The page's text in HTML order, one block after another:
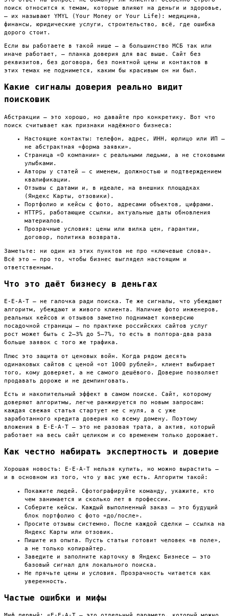
поиск относится к темам, которые влияют на деньги и здоровье,
— их называют YMYL (Your Money or Your Life): медицина,
финансы, юридические услуги, строительство, всё, где ошибка
дорого стоит.
Если вы работаете в такой нише — а большинство МСБ так или
иначе работает, — планка доверия для вас выше. Сайт без
реквизитов, без договора, без понятной цены и контактов в
этих темах не поднимется, каким бы красивым он ни был.
Какие сигналы доверия реально видит
поисковик
Абстракции — это хорошо, но давайте про конкретику. Вот что
поиск считывает как признаки надёжного бизнеса:
Настоящие контакты: телефон, адрес, ИНН, юрлицо или ИП —
не абстрактная «форма заявки».
Страница «О компании» с реальными людьми, а не стоковыми
улыбками.
Авторы у статей — с именем, должностью и подтверждением
квалификации.
Отзывы с датами и, в идеале, на внешних площадках
(Яндекс Карты, отзовики).
Портфолио и кейсы с фото, адресами объектов, цифрами.
HTTPS, работающие ссылки, актуальные даты обновления
материалов.
Прозрачные условия: цены или вилка цен, гарантии,
договор, политика возврата.
Заметьте: ни один из этих пунктов не про «ключевые слова».
Всё это — про то, чтобы бизнес выглядел настоящим и
ответственным.
Что это даёт бизнесу в деньгах
E-E-A-T — не галочка ради поиска. Те же сигналы, что убеждают
алгоритм, убеждают и живого клиента. Наличие фото инженеров,
реальных кейсов и отзывов заметно поднимает конверсию
посадочной страницы — по практике российских сайтов услуг
рост может быть с 2–3% до 5–7%, то есть в полтора-два раза
больше заявок с того же трафика.
Плюс это защита от ценовых войн. Когда рядом десять
одинаковых сайтов с ценой «от 1000 рублей», клиент выбирает
того, кому доверяет, а не самого дешёвого. Доверие позволяет
продавать дороже и не демпинговать.
Есть и накопительный эффект в самом поиске. Сайт, которому
доверяют алгоритмы, легче ранжируется по новым запросам:
каждая свежая статья стартует не с нуля, а с уже
заработанного кредита доверия ко всему домену. Поэтому
вложения в E-E-A-T — это не разовая трата, а актив, который
работает на весь сайт целиком и со временем только дорожает.
Как честно набирать экспертность и доверие
Хорошая новость: E-E-A-T нельзя купить, но можно вырастить —
и в основном из того, что у вас уже есть. Алгоритм такой:
Покажите людей. Сфотографируйте команду, укажите, кто
чем занимается и сколько лет в профессии.
Соберите кейсы. Каждый выполненный заказ — это будущий
блок портфолио с фото «до/после».
Просите отзывы системно. После каждой сделки — ссылка на
Яндекс Карты или отзовик.
Пишите из опыта. Пусть статьи готовит человек «в поле»,
а не только копирайтер.
Заведите и заполните карточку в Яндекс Бизнесе — это
базовый сигнал для локального поиска.
Не прячьте цены и условия. Прозрачность читается как
уверенность.
Частые ошибки и мифы